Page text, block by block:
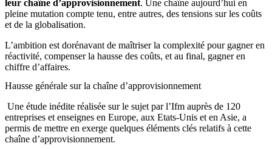
leur chaîne d’approvisionnement. Une chaîne aujourd’hui en
pleine mutation compte tenu, entre autres, des tensions sur les coûts
et de la globalisation.
L’ambition est dorénavant de maîtriser la complexité pour gagner en
réactivité, compenser la hausse des coûts, et au final, gagner en
chiffre d’affaires.
Hausse générale sur la chaîne d’approvisionnement
Une étude inédite réalisée sur le sujet par l’Ifm auprès de 120
entreprises et enseignes en Europe, aux Etats-Unis et en Asie, a
permis de mettre en exerge quelques éléments clés relatifs à cette
chaîne d’approvisionnement.